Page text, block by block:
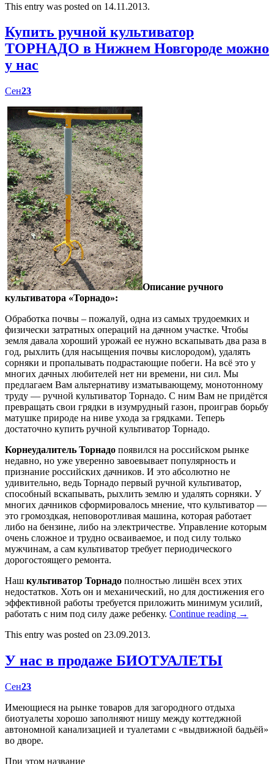
This entry was posted on 14.11.2013.
Купить ручной культиватор
ТОРНАДО в Нижнем Новгороде можно
у нас
Сен23
Описание ручного
культиватора «Торнадо»:
Обработка почвы – пожалуй, одна из самых трудоемких и
физически затратных операций на дачном участке. Чтобы
земля давала хороший урожай ее нужно вскапывать два раза в
год, рыхлить (для насыщения почвы кислородом), удалять
сорняки и пропалывать подрастающие побеги. На всё это у
многих дачных любителей нет ни времени, ни сил. Мы
предлагаем Вам альтернативу изматывающему, монотонному
труду — ручной культиватор Торнадо. С ним Вам не придётся
превращать свои грядки в изумрудный газон, проиграв борьбу
матушке природе на ниве ухода за грядками. Теперь
достаточно купить ручной культиватор Торнадо.
Корнеудалитель Торнадо появился на российском рынке
недавно, но уже уверенно завоевывает популярность и
признание российских дачников. И это абсолютно не
удивительно, ведь Торнадо первый ручной культиватор,
способный вскапывать, рыхлить землю и удалять сорняки. У
многих дачников сформировалось мнение, что культиватор —
это громоздкая, неповоротливая машина, которая работает
либо на бензине, либо на электричестве. Управление которым
очень сложное и трудно осваиваемое, и под силу только
мужчинам, а сам культиватор требует периодического
дорогостоящего ремонта.
Наш культиватор Торнадо полностью лишён всех этих
недостатков. Хоть он и механический, но для достижения его
эффективной работы требуется приложить минимум усилий,
работать с ним под силу даже ребенку. Continue reading →
This entry was posted on 23.09.2013.
У нас в продаже БИОТУАЛЕТЫ
Сен23
Имеющиеся на рынке товаров для загородного отдыха
биотуалеты хорошо заполняют нишу между коттеджной
автономной канализацией и туалетами с «выдвижной бадьёй»
во дворе.
При этом название